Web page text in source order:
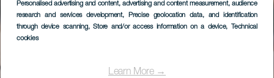
Personalised advertising and content, advertising and content measurement, audience
research and services development, Precise geolocation data, and identification
through device scanning, Store and/or access information on a device, Technical
cookies
Learn More →